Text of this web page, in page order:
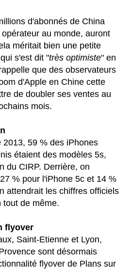
d'abonnés de China
au monde, auront
méritait bien une petite
s'est dit "très optimiste" en
que des observateurs
d'Apple en Chine cette
de doubler ses ventes au
mois.
2013, 59 % des iPhones
étaient des modèles 5s,
du CIRP. Derrière, on
% pour l'iPhone 5c et 14 %
attendrait les chiffres officiels
tout de même.
flyover
Saint-Etienne et Lyon,
sont désormais
flyover de Plans sur